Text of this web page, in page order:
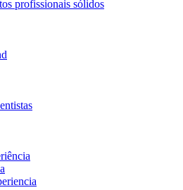
profissionais sólidos